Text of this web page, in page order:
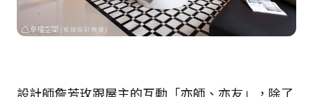
設計師詹芳玫跟屋主的互動「亦師、亦友」，除了